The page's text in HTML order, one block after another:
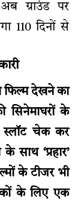
ग्राउंड पर
110 दिनों से
फिल्म देखने का
सिनेमाघरों के
स्लॉट चेक कर
साथ ‘प्रहार’
के टीजर भी
के लिए एक